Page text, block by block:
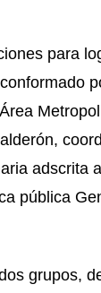
para
adscrita
pública
grupos,